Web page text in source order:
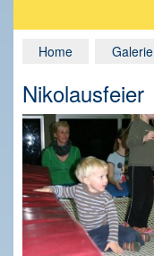
Home Galerie
Nikolausfeier